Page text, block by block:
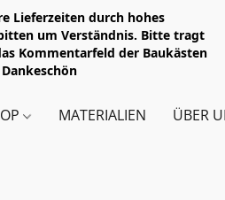
Lieferzeiten durch hohes
um Verständnis. Bitte tragt
Kommentarfeld der Baukästen
MATERIALIEN ÜBER